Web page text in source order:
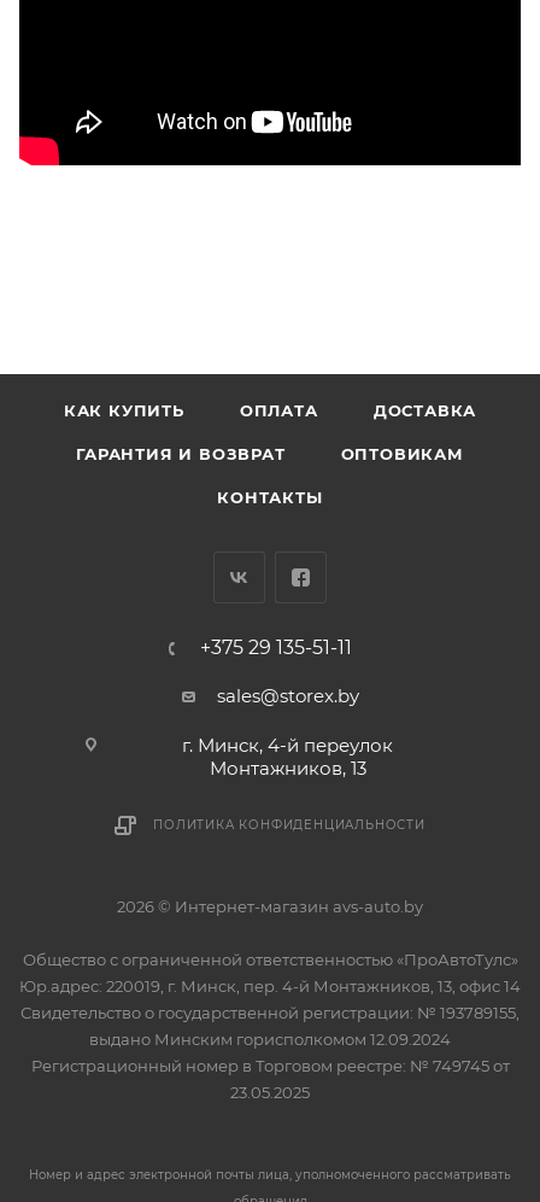
КАК КУПИТЬ ОПЛАТА ДОСТАВКА
ГАРАНТИЯ И ВОЗВРАТ ОПТОВИКАМ
КОНТАКТЫ
+375 29 135-51-11
sales@storex.by
г. Минск, 4-й переулок
Монтажников, 13
ПОЛИТИКА КОНФИДЕНЦИАЛЬНОСТИ
2026 © Интернет-магазин avs-auto.by
Общество с ограниченной ответственностью «ПроАвтоТулс»
Юр.адрес: 220019, г. Минск, пер. 4-й Монтажников, 13, офис 14
Свидетельство о государственной регистрации: № 193789155,
выдано Минским горисполкомом 12.09.2024
Регистрационный номер в Торговом реестре: № 749745 от
23.05.2025
Номер и адрес электронной почты лица, уполномоченного рассматривать